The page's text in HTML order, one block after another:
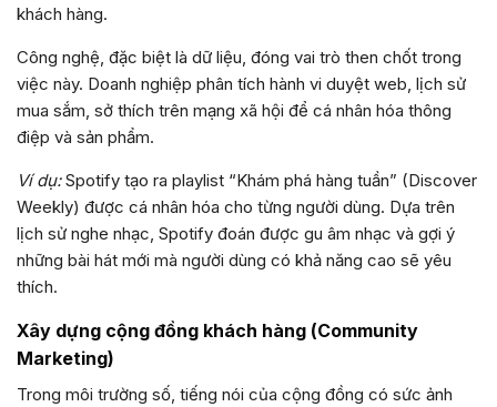
khách hàng.
Công nghệ, đặc biệt là dữ liệu, đóng vai trò then chốt trong
việc này. Doanh nghiệp phân tích hành vi duyệt web, lịch sử
mua sắm, sở thích trên mạng xã hội để cá nhân hóa thông
điệp và sản phẩm.
Ví dụ:Spotify tạo ra playlist “Khám phá hàng tuần” (Discover
Weekly) được cá nhân hóa cho từng người dùng. Dựa trên
lịch sử nghe nhạc, Spotify đoán được gu âm nhạc và gợi ý
những bài hát mới mà người dùng có khả năng cao sẽ yêu
thích.
Xây dựng cộng đồng khách hàng (Community
Marketing)
Trong môi trường số, tiếng nói của cộng đồng có sức ảnh